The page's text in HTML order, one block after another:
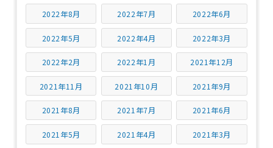
2022年8月 2022年7月 2022年6月
2022年5月 2022年4月 2022年3月
2022年2月 2022年1月 2021年12月
2021年11月 2021年10月 2021年9月
2021年8月 2021年7月 2021年6月
2021年5月 2021年4月 2021年3月